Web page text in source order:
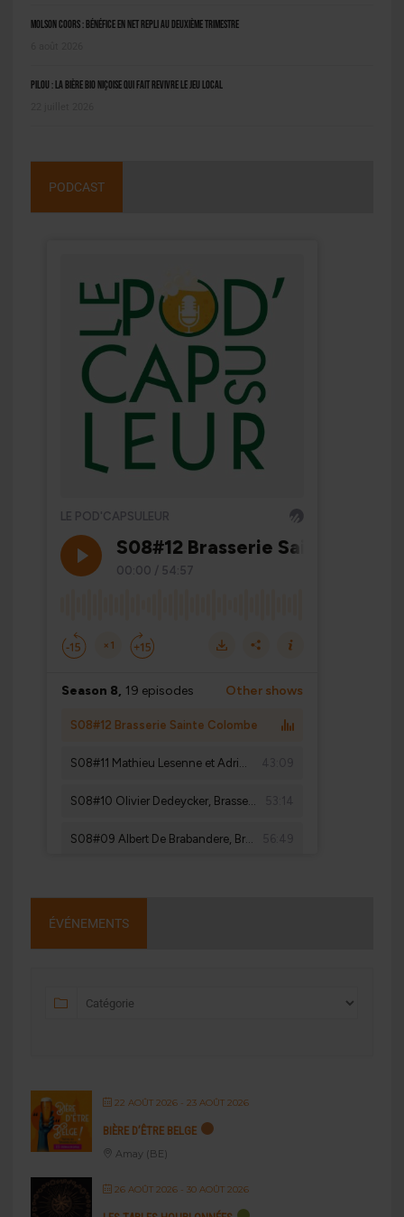
Molson Coors : bénéfice en net repli au deuxième trimestre
Pilou : la bière bio niçoise qui fait revivre le jeu local
PODCAST
ÉVÉNEMENTS
22 AOÛT 2026- 23 AOÛT 2026
BIÈRE D’ÊTRE BELGE
Amay (BE)
26 AOÛT 2026- 30 AOÛT 2026